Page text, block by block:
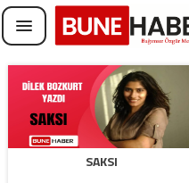
SAKSI